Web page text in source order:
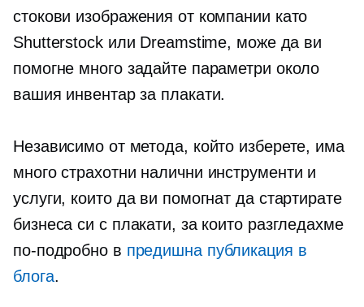
стокови изображения от компании като
Shutterstock или Dreamstime, може да ви
помогне много задайте параметри около
вашия инвентар за плакати.
Независимо от метода, който изберете, има
много страхотни налични инструменти и
услуги, които да ви помогнат да стартирате
бизнеса си с плакати, за които разгледахме
по-подробно в предишна публикация в
блога.